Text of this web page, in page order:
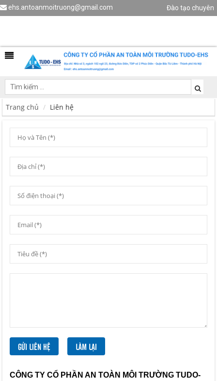
ehs.antoanmoitruong@gmail.com
Đào tạo chuyên
Trang chủ Liên hệ
CÔNG TY CỔ PHẦN AN TOÀN MÔI TRƯỜNG TUDO-